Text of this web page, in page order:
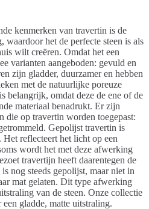
kenmerken van travertin is de
waardoor het de perfecte steen is als
wilt creëren. Omdat het een
varianten aangeboden: gevuld en
zijn gladder, duurzamer en hebben
met de natuurlijke poreuze
belangrijk, omdat deze de ene of de
materiaal benadrukt. Er zijn
die op travertin worden toegepast:
Gepolijst travertin is
reflecteert het licht op een
wordt het met deze afwerking
travertijn heeft daarentegen de
nog steeds gepolijst, maar niet in
mat gelaten. Dit type afwerking
van de steen. Onze collectie
gladde, matte uitstraling.